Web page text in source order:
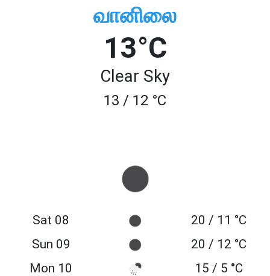
வானிலை
13°C
Clear Sky
13 / 12 °C
Sat 08
20 / 11 °C
Sun 09
20 / 12 °C
Mon 10
15 / 5 °C